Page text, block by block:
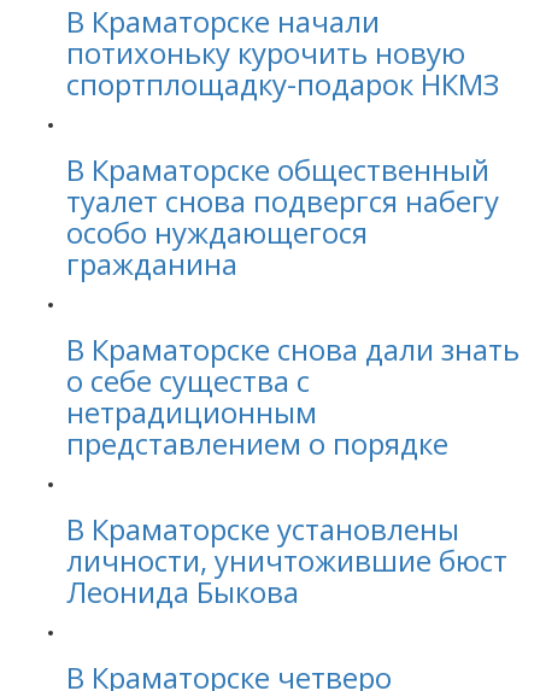
В Краматорске начали
потихоньку курочить новую
спортплощадку-подарок НКМЗ
В Краматорске общественный
туалет снова подвергся набегу
особо нуждающегося
гражданина
В Краматорске снова дали знать
о себе существа с
нетрадиционным
представлением о порядке
В Краматорске установлены
личности, уничтожившие бюст
Леонида Быкова
В Краматорске четверо